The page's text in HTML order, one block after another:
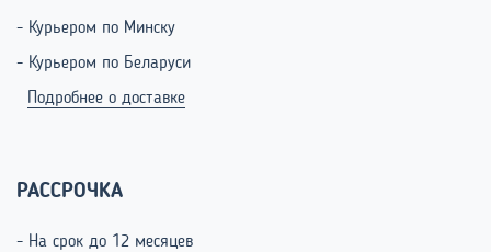
- Курьером по Минску
- Курьером по Беларуси
Подробнее о доставке
РАССРОЧКА
- На срок до 12 месяцев